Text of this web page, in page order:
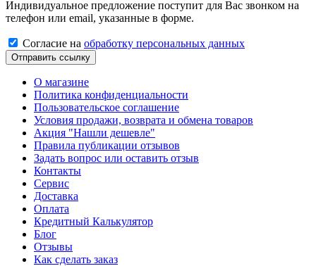
Индивидуальное предложение поступит для Вас звонком на
телефон или email, указанные в форме.
Cогласиe на обработку персональных данных
Отправить ссылку
О магазине
Политика конфиденциальности
Пользовательское соглашение
Условия продажи, возврата и обмена товаров
Акция "Нашли дешевле"
Правила публикации отзывов
Задать вопрос или оставить отзыв
Контакты
Сервис
Доставка
Оплата
Кредитный Калькулятор
Блог
Отзывы
Как сделать заказ